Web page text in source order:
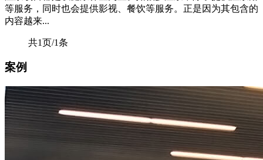
等服务，同时也会提供影视、餐饮等服务。正是因为其包含的
内容越来...
共1页/1条
案例